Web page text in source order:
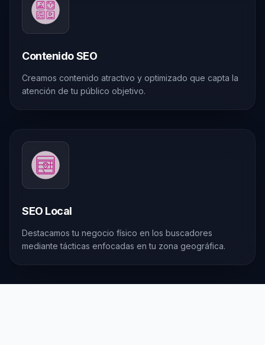
Contenido SEO
Creamos contenido atractivo y optimizado que capta la
atención de tu público objetivo.
SEO Local
Destacamos tu negocio físico en los buscadores
mediante tácticas enfocadas en tu zona geográfica.